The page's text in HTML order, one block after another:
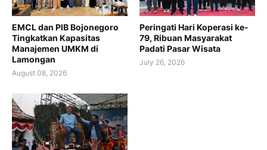
EMCL dan PIB Bojonegoro
Tingkatkan Kapasitas
Manajemen UMKM di
Lamongan
August 08, 2026
Peringati Hari Koperasi ke-
79, Ribuan Masyarakat
Padati Pasar Wisata
July 26, 2026